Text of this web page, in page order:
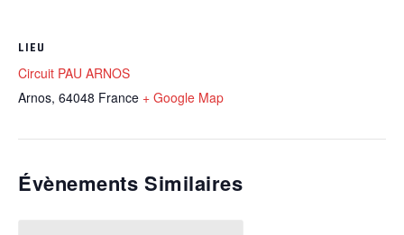
LIEU
Circuit PAU ARNOS
Arnos, 64048 France + Google Map
Évènements Similaires